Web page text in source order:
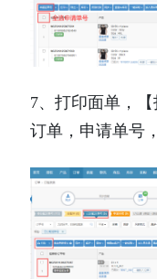
7、打印面单，
订单，申请单号